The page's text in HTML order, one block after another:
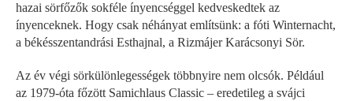
hazai sörfőzők sokféle ínyencséggel kedveskedtek az
ínyenceknek. Hogy csak néhányat említsünk: a fóti Winternacht,
a békésszentandrási Esthajnal, a Rizmájer Karácsonyi Sör.
Az év végi sörkülönlegességek többnyire nem olcsók. Például
az 1979-óta főzött Samichlaus Classic – eredetileg a svájci